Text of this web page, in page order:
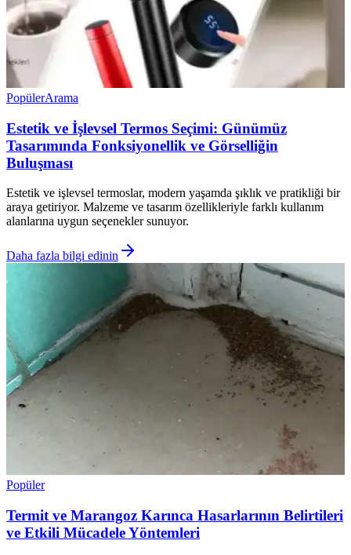
PopülerArama
Estetik ve İşlevsel Termos Seçimi: Günümüz
Tasarımında Fonksiyonellik ve Görselliğin
Buluşması
Estetik ve işlevsel termoslar, modern yaşamda şıklık ve pratikliği bir
araya getiriyor. Malzeme ve tasarım özellikleriyle farklı kullanım
alanlarına uygun seçenekler sunuyor.
Daha fazla bilgi edinin
Popüler
Termit ve Marangoz Karınca Hasarlarının Belirtileri
ve Etkili Mücadele Yöntemleri